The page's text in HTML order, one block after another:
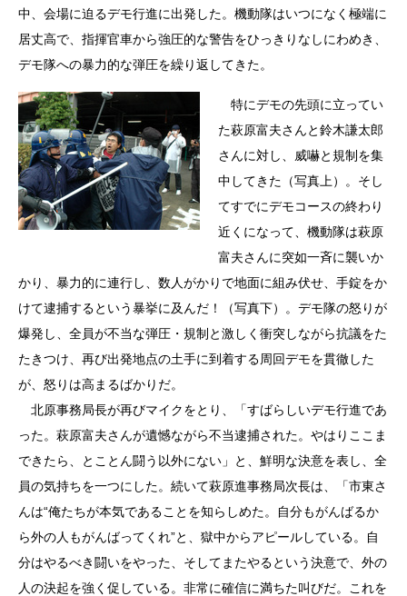
中、会場に迫るデモ行進に出発した。機動隊はいつになく極端に
居丈高で、指揮官車から強圧的な警告をひっきりなしにわめき、
デモ隊への暴力的な弾圧を繰り返してきた。
特にデモの先頭に立ってい
た萩原富夫さんと鈴木謙太郎
さんに対し、威嚇と規制を集
中してきた（写真上）。そし
てすでにデモコースの終わり
近くになって、機動隊は萩原
富夫さんに突如一斉に襲いか
かり、暴力的に連行し、数人がかりで地面に組み伏せ、手錠をか
けて逮捕するという暴挙に及んだ！（写真下）。デモ隊の怒りが
爆発し、全員が不当な弾圧・規制と激しく衝突しながら抗議をた
たきつけ、再び出発地点の土手に到着する周回デモを貫徹した
が、怒りは高まるばかりだ。
北原事務局長が再びマイクをとり、「すばらしいデモ行進であ
った。萩原富夫さんが遺憾ながら不当逮捕された。やはりここま
できたら、とことん闘う以外にない」と、鮮明な決意を表し、全
員の気持ちを一つにした。続いて萩原進事務局次長は、「市東さ
んは“俺たちが本気であることを知らしめた。自分もがんばるか
ら外の人もがんばってくれ”と、獄中からアピールしている。自
分はやるべき闘いをやった、そしてまたやるという決意で、外の
人の決起を強く促している。非常に確信に満ちた叫びだ。これを